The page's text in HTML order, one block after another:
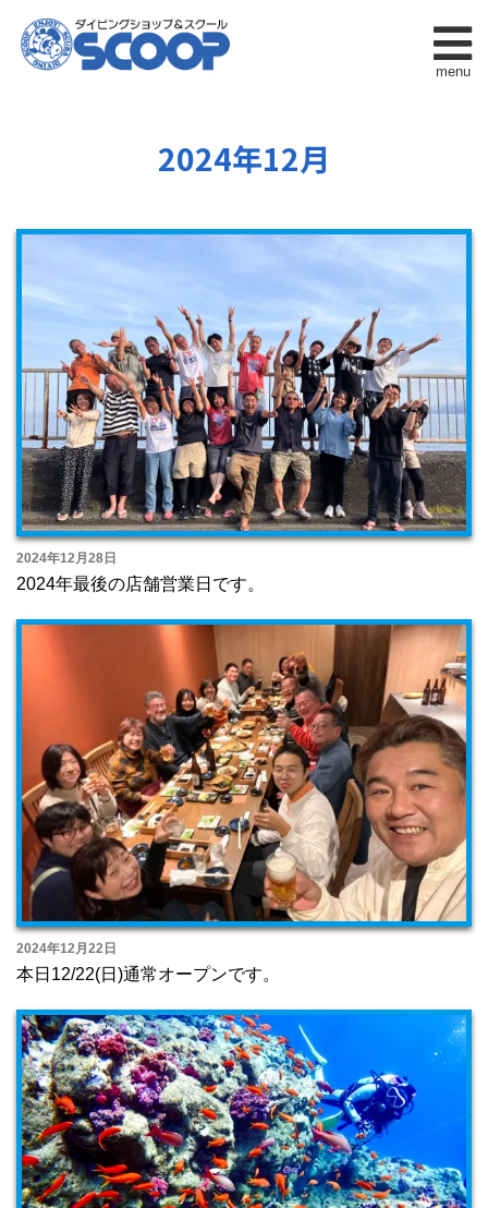
menu
2024年12月
2024年12月28日
2024年最後の店舗営業日です。
2024年12月22日
本日12/22(日)通常オープンです。